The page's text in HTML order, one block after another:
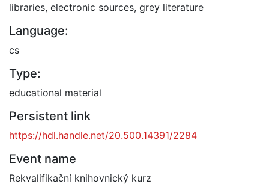
libraries, electronic sources, grey literature
Language:
cs
Type:
educational material
Persistent link
https://hdl.handle.net/20.500.14391/2284
Event name
Rekvalifikační knihovnický kurz